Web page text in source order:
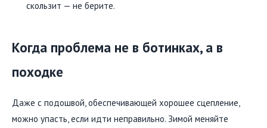
скользит — не берите.
Когда проблема не в ботинках, а в
походке
Даже с подошвой, обеспечивающей хорошее сцепление,
можно упасть, если идти неправильно. Зимой меняйте